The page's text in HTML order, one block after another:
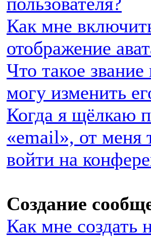
Как мне
отображение
Что такое звание
могу изменить
Когда я щёлкаю
«email», от меня
войти на
Создание
Как мне создать